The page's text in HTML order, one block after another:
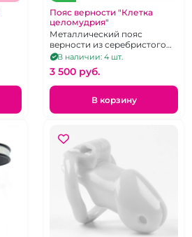
Пояс верности "Клетка
целомудрия"
Металлический пояс
верности из серебристого
металла.
В наличии: 4 шт.
3 500 pуб.
В корзину